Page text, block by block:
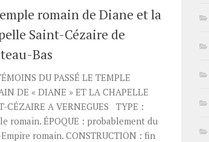
romain de Diane et la
Saint-Cézaire de
Bas
DU PASSÉ LE TEMPLE
DE « DIANE » ET LA CHAPELLE
CÉZAIRE A VERNEGUES TYPE :
romain. ÉPOQUE : probablement du
romain. CONSTRUCTION : fin